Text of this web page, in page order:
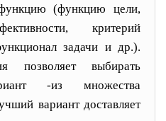
(функцию цели,
критерий
задачи и др.).
позволяет выбирать
-из множества
вариант доставляет